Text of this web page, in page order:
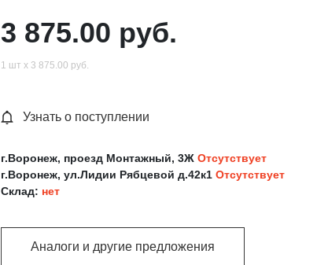
3 875.00 руб.
1 шт х 3 875.00 руб.
Узнать о поступлении
г.Воронеж, проезд Монтажный, 3Ж Отсутствует
г.Воронеж, ул.Лидии Рябцевой д.42к1 Отсутствует
Склад: нет
Аналоги и другие предложения